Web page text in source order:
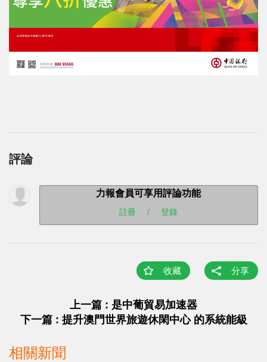
評論
力報會員可享用評論功能
註冊 / 登錄
收藏 分享
上一篇 : 是中葡貿易加速器
下一篇 : 提升澳門世界旅遊休閑中心 的系統能級
相關新聞